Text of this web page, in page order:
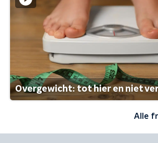
Overgewicht: tot hier en niet
Alle